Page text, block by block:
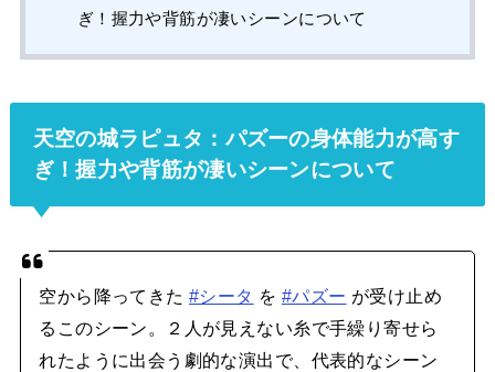
ぎ！握力や背筋が凄いシーンについて
天空の城ラピュタ：パズーの身体能力が高す
ぎ！握力や背筋が凄いシーンについて
空から降ってきた#シータ を #パズー が受け止め
るこのシーン。２人が見えない糸で手繰り寄せら
れたように出会う劇的な演出で、代表的なシーン